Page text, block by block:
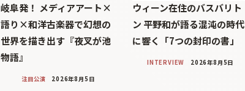
岐阜発！ メディアアート×
語り×和洋古楽器で幻想の
世界を描き出す『夜叉が池
物語』
注目公演 2026年8月5日
ウィーン在住のバスバリト
ン 平野和が語る混沌の時代
に響く「7つの封印の書」
INTERVIEW 2026年8月5日